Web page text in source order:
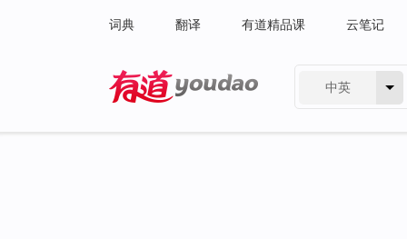
词典 翻译 有道精品课 云笔记
中英